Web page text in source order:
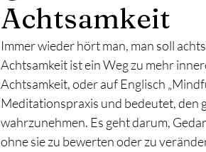
Achtsamkeit
Immer wieder hört man, man soll
Achtsamkeit ist ein Weg zu mehr
Achtsamkeit, oder auf Englisch
Meditationspraxis und bedeutet, den
wahrzunehmen. Es geht darum,
ohne sie zu bewerten oder zu